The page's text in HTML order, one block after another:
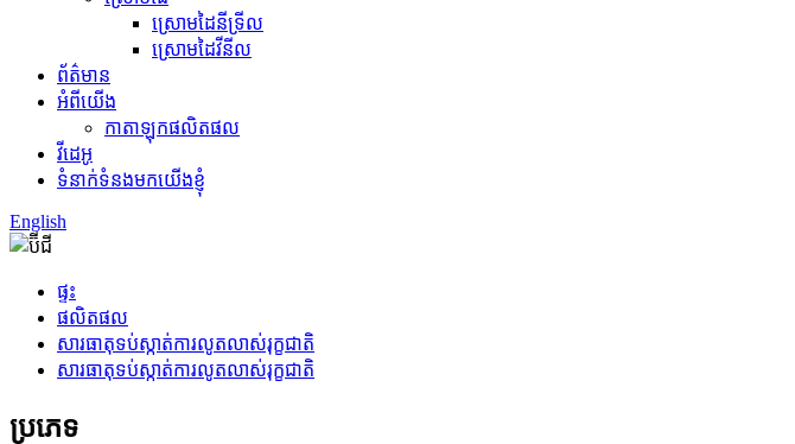
ស្រោមដៃនីទ្រីល
ស្រោមដៃវីនីល
ព័ត៌មាន
អំពីយើង
កាតាឡុកផលិតផល
វីដេអូ
ទំនាក់ទំនងមកយើងខ្ញុំ
English
ផ្ទះ
ផលិតផល
សារធាតុ​ទប់ស្កាត់​ការលូតលាស់​រុក្ខជាតិ
សារធាតុ​ទប់ស្កាត់​ការលូតលាស់​រុក្ខជាតិ
ប្រភេទ